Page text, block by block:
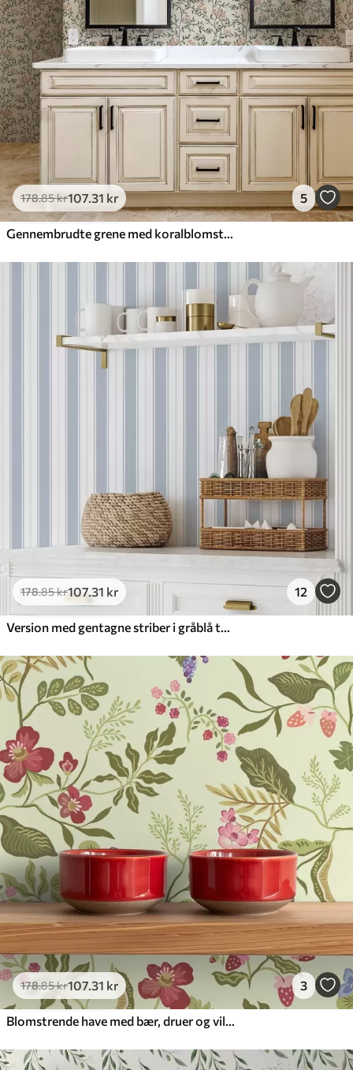
178.85kr107.31 kr 5
Gennembrudte grene med koralblomster, blomstermønster
178.85kr107.31 kr 12
Version med gentagne striber i gråblå toner
178.85kr107.31 kr 3
Blomstrende have med bær, druer og vilde blomster